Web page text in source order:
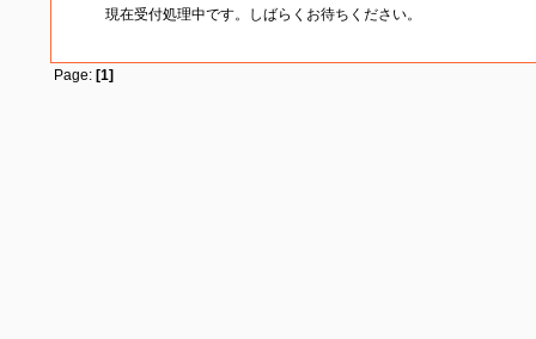
現在受付処理中です。しばらくお待ちください。
Page: [1]